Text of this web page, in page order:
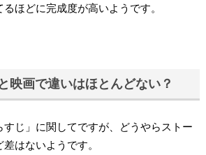
ほどに完成度が高いようです。
映画で違いはほとんどない？
じ」に関してですが、どうやらストー
はないようです。